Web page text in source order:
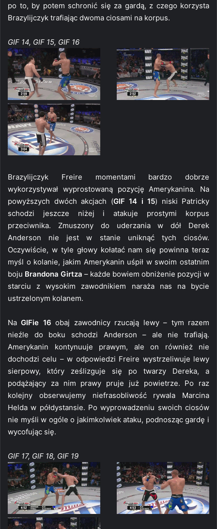
po to, by potem schronić się za gardą, z czego korzysta
Brazylijczyk trafiając dwoma ciosami na korpus.
GIF 14, GIF 15, GIF 16
Brazylijczyk Freire momentami bardzo dobrze
wykorzystywał wyprostowaną pozycję Amerykanina. Na
powyższych dwóch akcjach (GIF 14 i 15) niski Patricky
schodzi jeszcze niżej i atakuje prostymi korpus
przeciwnika. Zmuszony do uderzania w dół Derek
Anderson nie jest w stanie uniknąć tych ciosów.
Oczywiście, w tyle głowy kołatać nam się powinna teraz
myśl o kolanie, jakim Amerykanin uśpił w swoim ostatnim
boju Brandona Girtza – każde bowiem obniżenie pozycji w
starciu z wysokim zawodnikiem naraża nas na bycie
ustrzelonym kolanem.
NaGIFie 16 obaj zawodnicy rzucają lewy – tym razem
nieźle do boku schodzi Anderson – ale nie trafiają.
Amerykanin kontynuuje prawym, ale on również nie
dochodzi celu – w odpowiedzi Freire wystrzeliwuje lewy
sierpowy, który ześlizguje się po twarzy Dereka, a
podążający za nim prawy pruje już powietrze. Po raz
kolejny obserwujemy niefrasobliwość rywala Marcina
Helda w półdystansie. Po wyprowadzeniu swoich ciosów
nie myśli w ogóle o jakimkolwiek ataku, podnosząc gardę i
wycofując się.
GIF 17, GIF 18, GIF 19